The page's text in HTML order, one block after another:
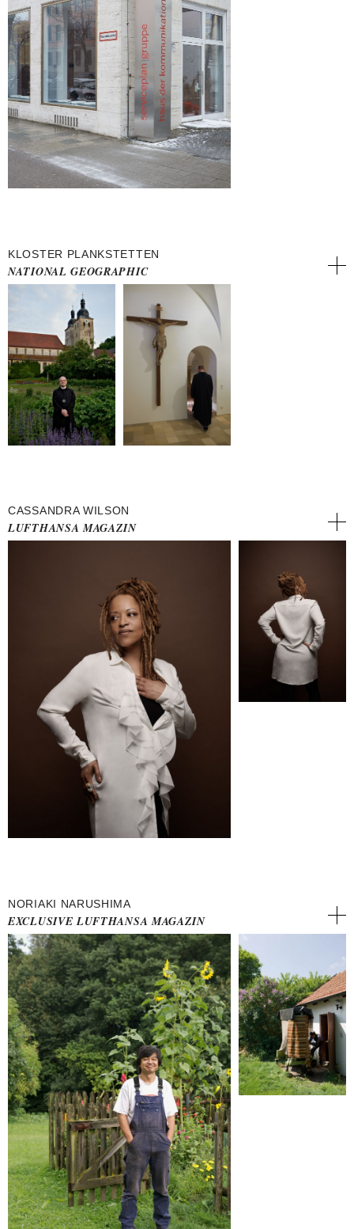
KLOSTER PLANKSTETTEN
NATIONAL GEOGRAPHIC
CASSANDRA WILSON
LUFTHANSA MAGAZIN
NORIAKI NARUSHIMA
EXCLUSIVE LUFTHANSA MAGAZIN